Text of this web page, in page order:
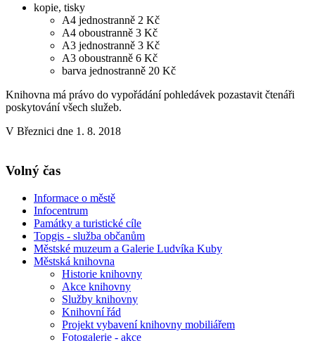
kopie, tisky
A4 jednostranně 2 Kč
A4 oboustranně 3 Kč
A3 jednostranně 3 Kč
A3 oboustranně 6 Kč
barva jednostranně 20 Kč
Knihovna má právo do vypořádání pohledávek pozastavit čtenáři
poskytování všech služeb.
V Březnici dne 1. 8. 2018
Volný čas
Informace o městě
Infocentrum
Památky a turistické cíle
Topgis - služba občanům
Městské muzeum a Galerie Ludvíka Kuby
Městská knihovna
Historie knihovny
Akce knihovny
Služby knihovny
Knihovní řád
Projekt vybavení knihovny mobiliářem
Fotogalerie - akce